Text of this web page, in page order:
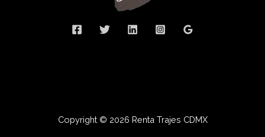
Copyright © 2026 Renta Trajes CDMX